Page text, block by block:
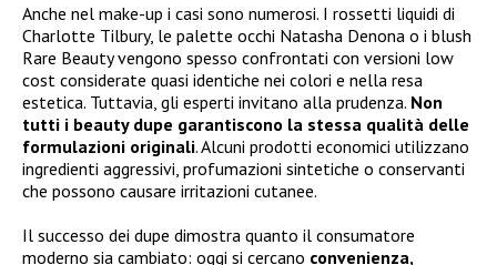
Anche nel make-up i casi sono numerosi. I rossetti liquidi di
Charlotte Tilbury, le palette occhi Natasha Denona o i blush
Rare Beauty vengono spesso confrontati con versioni low
cost considerate quasi identiche nei colori e nella resa
estetica. Tuttavia, gli esperti invitano alla prudenza. Non
tutti i beauty dupe garantiscono la stessa qualità delle
formulazioni originali. Alcuni prodotti economici utilizzano
ingredienti aggressivi, profumazioni sintetiche o conservanti
che possono causare irritazioni cutanee.
Il successo dei dupe dimostra quanto il consumatore
moderno sia cambiato: oggi si cercano convenienza,